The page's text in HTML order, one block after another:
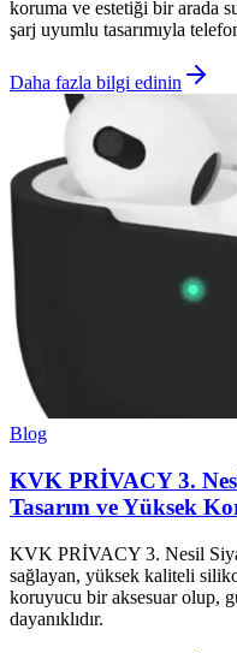
koruma ve estetiği bir arada
şarj uyumlu tasarımıyla
Daha fazla bilgi edinin
Blog
KVK PRİVACY 3.
Tasarım ve Yüksek
KVK PRİVACY 3. Nesil
sağlayan, yüksek kaliteli
koruyucu bir aksesuar olup,
dayanıklıdır.